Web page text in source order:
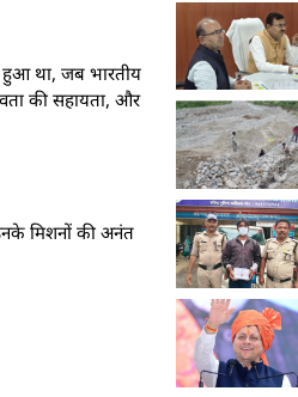
हुआ था, जब भारतीय
की सहायता, और
मिशनों की अनंत